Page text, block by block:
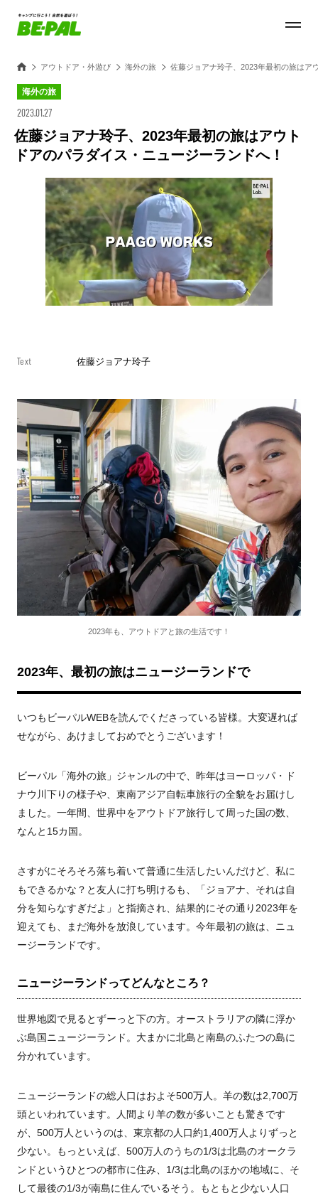
アウトドア・外遊び 海外の旅 佐藤ジョアナ玲子、2023年最初の旅はア
海外の旅
2023.01.27
佐藤ジョアナ玲子、2023年最初の旅はアウト
ドアのパラダイス・ニュージーランドへ！
Text 佐藤ジョアナ玲子
2023年も、アウトドアと旅の生活です！
2023年、最初の旅はニュージーランドで
いつもビーパルWEBを読んでくださっている皆様。大変遅れば
せながら、あけましておめでとうございます！
ビーパル「海外の旅」ジャンルの中で、昨年はヨーロッパ・ド
ナウ川下りの様子や、東南アジア自転車旅行の全貌をお届けし
ました。一年間、世界中をアウトドア旅行して周った国の数、
なんと15カ国。
さすがにそろそろ落ち着いて普通に生活したいんだけど、私に
もできるかな？と友人に打ち明けるも、「ジョアナ、それは自
分を知らなすぎだよ」と指摘され、結果的にその通り2023年を
迎えても、まだ海外を放浪しています。今年最初の旅は、ニュ
ージーランドです。
ニュージーランドってどんなところ？
世界地図で見るとずーっと下の方。オーストラリアの隣に浮か
ぶ島国ニュージーランド。大まかに北島と南島のふたつの島に
分かれています。
ニュージーランドの総人口はおよそ500万人。羊の数は2,700万
頭といわれています。人間より羊の数が多いことも驚きです
が、500万人というのは、東京都の人口約1,400万人よりずっと
少ない。もっといえば、500万人のうちの1/3は北島のオークラ
ンドというひとつの都市に住み、1/3は北島のほかの地域に、そ
して最後の1/3が南島に住んでいるそう。もともと少ない人口